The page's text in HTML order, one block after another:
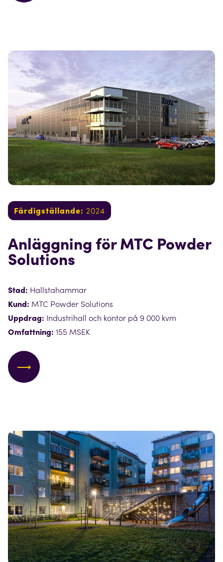
Färdigställande: 2024
Anläggning för MTC Powder
Solutions
Stad: Hallstahammar
Kund: MTC Powder Solutions
Uppdrag: Industrihall och kontor på 9 000 kvm
Omfattning: 155 MSEK
⟶